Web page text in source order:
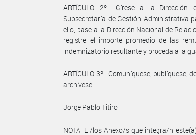
ARTÍCULO 2º.- Gírese a la Dirección
Subsecretaría de Gestión Administrativa
ello, pase a la Dirección Nacional de
registre el importe promedio de las
indemnizatorio resultante y proceda a la
ARTÍCULO 3º.- Comuníquese, publíquese,
archívese.
Jorge Pablo Titiro
NOTA: El/los Anexo/s que integra/n